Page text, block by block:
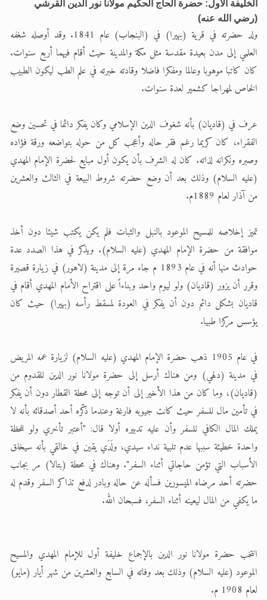
اقرأ هذا الكتاب وتعرّف على حقيقة
الخليفة الأول: حضرة الحاج الحكيم مولانا نور الدين القرشي
(رضي الله عنه)
ولد حضرته في قرية (بهيرا) في (البنجاب) عام 1841. وقد أوصله شغفه
العلمي إلى مدن بعيدة مقدسة مثل مكة والمدينة حيث أقام فيهما أربع سنوات.
كان كاتبا موهوبا وعالما ومفكرا فاضلا وقادته خبرته في علم الطب ليكون الطبيب
الخاص لمهراجا كشمير لعدة سنوات.
عرف في (قاديان) بأنه شغوف الدين الإسلامي وكان يفكر دائما في تحسين وضع
الفقراء، كان كريما رغم فقر حاله وأعجب كل من حوله بتواضعه ورقة فؤاده
وصبره ونكرانه لذاته. كان له الشرف بأن يكون أول مبايع لحضرة الإمام المهدي
(عليه السلام) وذلك بعد أن وضع حضرته شروط البيعة في الثالث والعشرين
من آذار لعام 1889م.
تميز إخلاصه للمسيح الموعود بالنبل والثبات فلم يكن يكتب شيئا دون أخذ
موافقة من حضرة الإمام المهدي (عليه السلام). ويذكر في هذا الصدد عدة
حوادث منها أنه في عام 1893 م جاء مرة إلى مدينة (لاهور) في زيارة قصيرة
وقرر أن يزور (قاديان) ولو ليوم واحد وبناءاً على اقتراح الأمام المهدي أقام في
قاديان بشكل دائم دون أن يفكر في العودة لمسقط رأسه (بهيرا) حيث كان
يؤسس مركزا طبيا.
في عام 1905 ذهب حضرة الإمام المهدي (عليه السلام) لزيارة عمه المريض
في مدينة (دلهي) ومن هناك أرسل إلى حضرة مولانا نور الدين للقدوم من
(قاديان)، وما كان من هذا الأخير إلى أن توجه إلى محطة القطار دون أن يفكر
في تأمين مال للسفر حيث كانت جيوبه فارغة وعندما ذكّره أحد أصدقائه بأنه لا
يملك المال الكافي للسفر وأن عليه تدبيره أولا قال: "أعتبر تأخري ولو للحظة
واحدة خطيئة سببها عدم تلبية نداء سيدي، ولَدَي يقين في خالقي بأنه سيخلق
الأسباب التي تؤمن حاجاتي أثناء السفر". وهناك في محطة (بتالا) مر بجانب
حضرته أحد مرضاه الميسورين فسأله عن حاله وبادر لدفع تذاكر السفر وقدم له
ما يكفي من المال ليعينه أثناء السفر، فسبحان الله.
انتخب حضرة مولانا نور الدين بالإجماع خليفة أول للإمام المهدي والمسيح
الموعود (عليه السلام) وذلك بعد وفاته في السابع والعشرين من شهر أيار (مايو)
لعام 1908 م.